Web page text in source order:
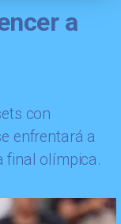
a
con
enfrentará a
final olímpica.